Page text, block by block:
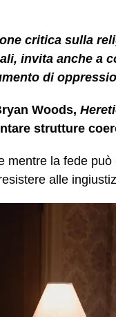
critica sulla
invita anche a
di
Woods,
strutture
mentre la fede
alle